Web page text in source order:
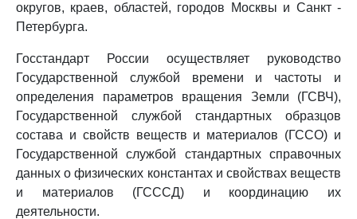
округов, краев, областей, городов Москвы и Санкт -
Петербурга.
Госстандарт России осуществляет руководство
Государственной службой времени и частоты и
определения параметров вращения Земли (ГСВЧ),
Государственной службой стандартных образцов
состава и свойств веществ и материалов (ГССО) и
Государственной службой стандартных справочных
данных о физических константах и свойствах веществ
и материалов (ГСССД) и координацию их
деятельности.